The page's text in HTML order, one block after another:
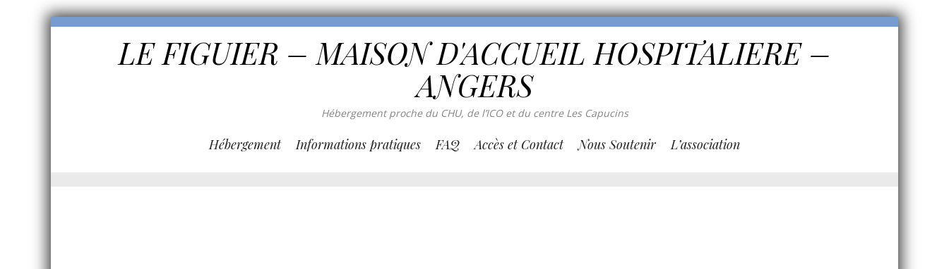
LE FIGUIER – MAISON D'ACCUEIL HOSPITALIERE –
ANGERS
Hébergement proche du CHU, de l’ICO et du centre Les Capucins
Hébergement Informations pratiques FAQ Accès et Contact Nous Soutenir L’association